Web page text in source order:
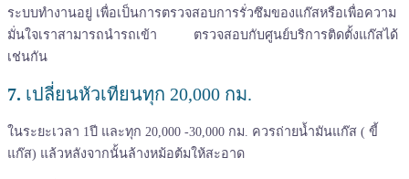
ระบบทำงานอยู่ เพื่อเป็นการตรวจสอบการรั่วซึมของแก๊สหรือเพื่อความ
มั่นใจเราสามารถนำรถเข้า ตรวจสอบกับศูนย์บริการติดตั้งแก๊สได้
เช่นกัน
7. เปลี่ยนหัวเทียนทุก 20,000 กม.
ในระยะเวลา 1ปี และทุก 20,000 -30,000 กม. ควรถ่ายน้ำมันแก๊ส ( ขี้
แก๊ส) แล้วหลังจากนั้นล้างหม้อต้มให้สะอาด